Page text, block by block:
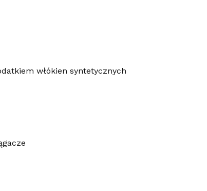
włókien syntetycznych